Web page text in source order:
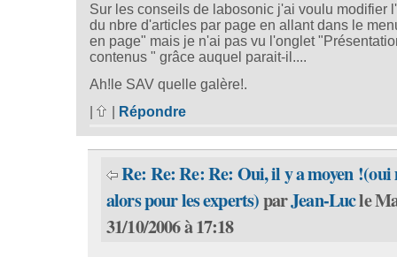
Sur les conseils de labosonic j'ai voulu modifier
du nbre d'articles par page en allant dans le
en page" mais je n'ai pas vu l'onglet
contenus " grâce auquel parait-il....
Ah!le SAV quelle galère!.
|
Répondre
Re: Re: Re: Re: Oui, il y a moyen !(oui
alors pour les experts)parJean-Lucle
31/10/2006 à 17:18